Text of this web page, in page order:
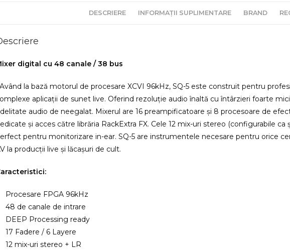
DESCRIERE INFORMAȚII SUPLIMENTARE BRAND
digital cu 48 canale / 38 bus
Având la bază motorul de procesare XCVI 96kHz, SQ-5 este construit pentru
aplicații de sunet live. Oferind rezoluție audio înaltă cu întârzieri foarte
audio de neegalat. Mixerul are 16 preampificatoare și 8 procesoare de
și acces către librăria RackExtra FX. Cele 12 mix-uri stereo (configurabile ca
pentru monitorizare in-ear. SQ-5 are instrumentele necesare pentru orice
la producții live și lăcașuri de cult.
Procesare FPGA 96kHz
48 de canale de intrare
DEEP Processing ready
17 Fadere / 6 Layere
12 mix-uri stereo + LR